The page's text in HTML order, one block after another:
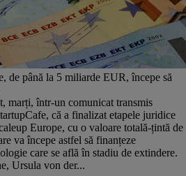
de până la 5 miliarde EUR, începe să
marți, într-un comunicat transmis
că a finalizat etapele juridice
Europe, cu o valoare totală-țintă de
va începe astfel să finanțeze
care se află în stadiu de extindere.
Ursula von der...